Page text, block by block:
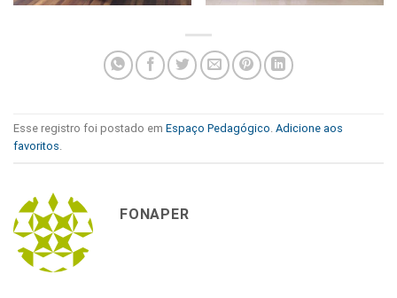
Esse registro foi postado em Espaço Pedagógico. Adicione aos
favoritos.
FONAPER